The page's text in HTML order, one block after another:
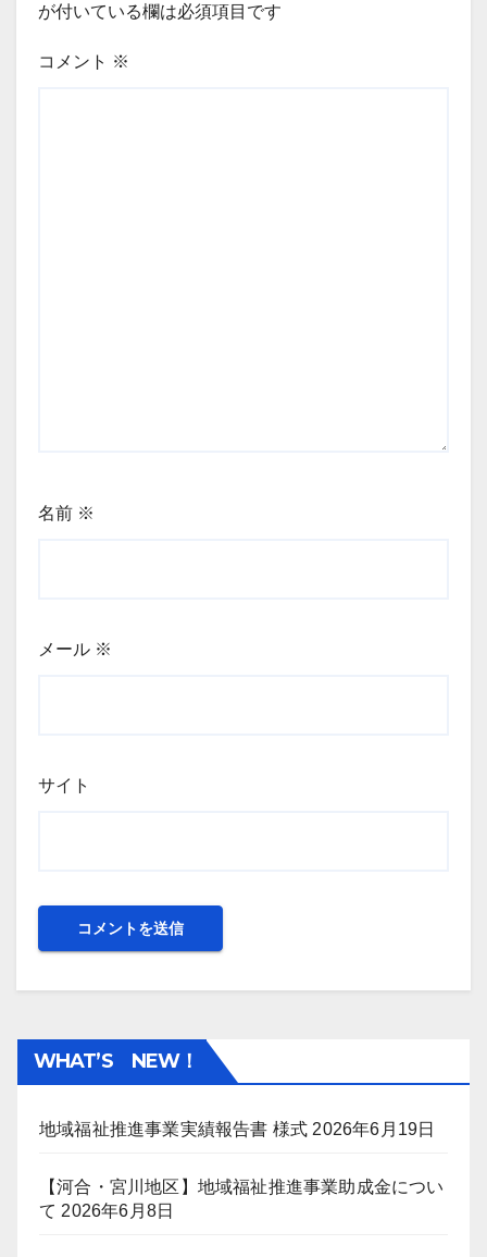
が付いている欄は必須項目です
コメント ※
名前 ※
メール ※
サイト
WHAT’S NEW！
地域福祉推進事業実績報告書 様式 2026年6月19日
【河合・宮川地区】地域福祉推進事業助成金につい
て 2026年6月8日